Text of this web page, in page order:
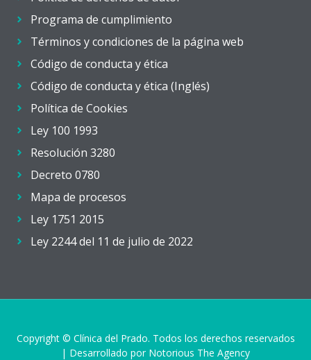
Programa de cumplimiento
Términos y condiciones de la página web
Código de conducta y ética
Código de conducta y ética (Inglés)
Política de Cookies
Ley 100 1993
Resolución 3280
Decreto 0780
Mapa de procesos
Ley 1751 2015
Ley 2244 del 11 de julio de 2022
Copyright © Clínica del Prado. Todos los derechos reservados
| Desarrollado por Notorious The Agency